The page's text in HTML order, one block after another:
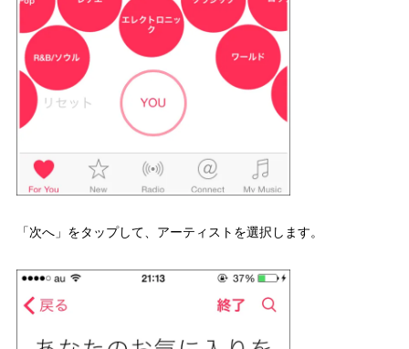
「次へ」をタップして、アーティストを選択します。